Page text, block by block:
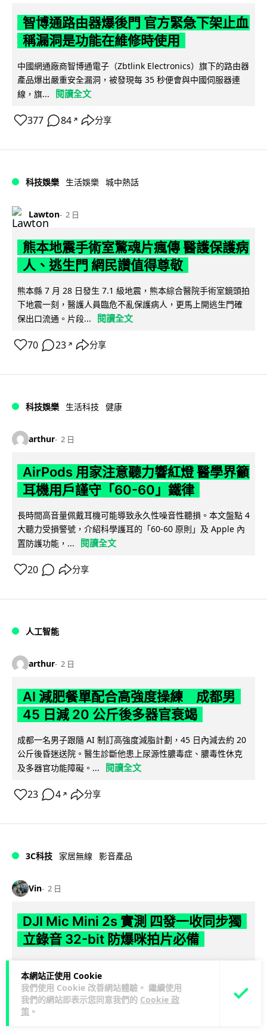
本網站正使用 Cookie
我們使用 Cookie 改善網站體驗。 繼續使用
我們的網站即表示您同意我們的 Cookie 政
策 。
智博通路由器爆後門 官方緊急下架止血
稱漏洞是功能在維修時使用
中國網通廠商智博通電子（Zbtlink Electronics）旗下的路由器
產品爆出嚴重安全漏洞，被發現每 35 秒便會與中國伺服器連
線，旗...
閱讀全文
377 84 ↗ 分享
科技娛樂 生活娛樂 城中熱話
Lawton 2 日
熊本地震手術室驚魂片瘋傳 醫護保護病
人、逃生門 網民讚值得尊敬
熊本縣 7 月 28 日發生 7.1 級地震，熊本綜合醫院手術室鏡頭拍
下地震一刻，醫護人員臨危不亂保護病人，更馬上開逃生門確
保出口流通。片段...
閱讀全文
70 23 ↗ 分享
科技娛樂 生活科技 健康
arthur 2 日
AirPods 用家注意聽力響紅燈 醫學界籲
耳機用戶謹守「60-60」鐵律
長時間高音量佩戴耳機可能導致永久性噪音性聽損。本文盤點 4
大聽力受損警號，介紹科學護耳的「60-60 原則」及 Apple 內
置防護功能，...
閱讀全文
20 分享
人工智能
arthur 2 日
AI 減肥餐單配合高強度操練 成都男
45 日減 20 公斤後多器官衰竭
成都一名男子跟隨 AI 制訂高強度減脂計劃，45 日內減去約 20
公斤後昏迷送院。醫生診斷他患上尿源性膿毒症、膿毒性休克
及多器官功能障礙。...
閱讀全文
23 4 ↗ 分享
3C科技 家居無線 影音產品
Vin 2 日
DJI Mic Mini 2s 實測 四發一收同步獨
立錄音 32-bit 防爆咪拍片必備
DJI 最新推出的 Mic Mini 2s 無線咪支援「四發一收」分軌錄
音，並首度下放 32-bit Float 浮點內錄功能。本文經實測其...
閱讀全文
253